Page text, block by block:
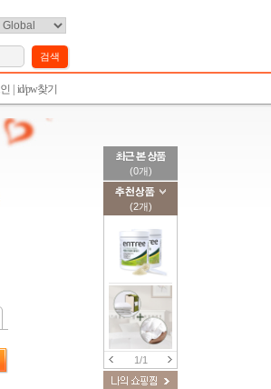
(0개)
(2개)
1/1